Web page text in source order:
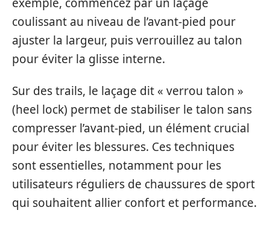
coulissant au niveau de l’avant-pied pour
ajuster la largeur, puis verrouillez au talon
pour éviter la glisse interne.
Sur des trails, le laçage dit « verrou talon »
(heel lock) permet de stabiliser le talon sans
compresser l’avant-pied, un élément crucial
pour éviter les blessures. Ces techniques
sont essentielles, notamment pour les
utilisateurs réguliers de chaussures de sport
qui souhaitent allier confort et performance.